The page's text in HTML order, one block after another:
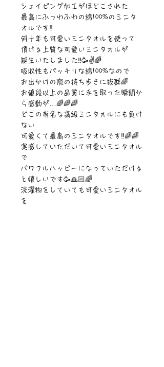
シェイビング加工がほどこされた
最高にふっわふわの綿100%のミニタ
オルです‼️
何十年も可愛いミニタオルを使って
頂ける上質な可愛いミニタオルが
誕生いたしました‼️🥳✌️🌈
吸収性もバッチリな綿100%なので
お出かけの際の持ち歩きに抜群🌈
お値段以上の品質に手を取った瞬間か
ら感動が…🌈🌈🌈
どこの有名な高級ミニタオルにも負け
ない
可愛くて最高のミニタオルです‼️🌈🌈
実感していただいて可愛いミニタオル
で
パワフルハッピーになっていただける
と嬉しいです🥳🙏🏻🌈
洗濯物をしていても可愛いミニタオル
を